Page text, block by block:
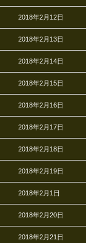
2018年2月12日
2018年2月13日
2018年2月14日
2018年2月15日
2018年2月16日
2018年2月17日
2018年2月18日
2018年2月19日
2018年2月1日
2018年2月20日
2018年2月21日